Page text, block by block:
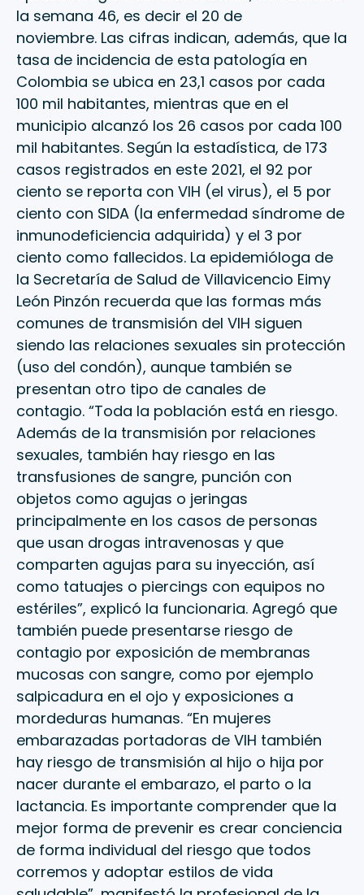
la semana 46, es decir el 20 de
noviembre. Las cifras indican, además, que la
tasa de incidencia de esta patología en
Colombia se ubica en 23,1 casos por cada
100 mil habitantes, mientras que en el
municipio alcanzó los 26 casos por cada 100
mil habitantes. Según la estadística, de 173
casos registrados en este 2021, el 92 por
ciento se reporta con VIH (el virus), el 5 por
ciento con SIDA (la enfermedad síndrome de
inmunodeficiencia adquirida) y el 3 por
ciento como fallecidos. La epidemióloga de
la Secretaría de Salud de Villavicencio Eimy
León Pinzón recuerda que las formas más
comunes de transmisión del VIH siguen
siendo las relaciones sexuales sin protección
(uso del condón), aunque también se
presentan otro tipo de canales de
contagio. “Toda la población está en riesgo.
Además de la transmisión por relaciones
sexuales, también hay riesgo en las
transfusiones de sangre, punción con
objetos como agujas o jeringas
principalmente en los casos de personas
que usan drogas intravenosas y que
comparten agujas para su inyección, así
como tatuajes o piercings con equipos no
estériles”, explicó la funcionaria. Agregó que
también puede presentarse riesgo de
contagio por exposición de membranas
mucosas con sangre, como por ejemplo
salpicadura en el ojo y exposiciones a
mordeduras humanas. “En mujeres
embarazadas portadoras de VIH también
hay riesgo de transmisión al hijo o hija por
nacer durante el embarazo, el parto o la
lactancia. Es importante comprender que la
mejor forma de prevenir es crear conciencia
de forma individual del riesgo que todos
corremos y adoptar estilos de vida